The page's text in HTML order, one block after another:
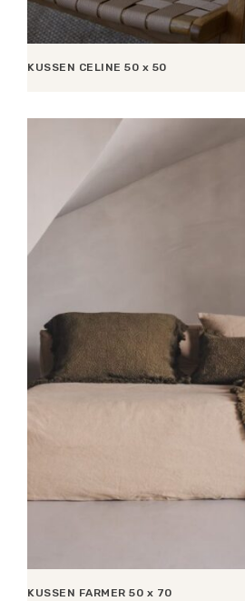
KUSSEN CELINE 50 x 50
KUSSEN FARMER 50 x 70